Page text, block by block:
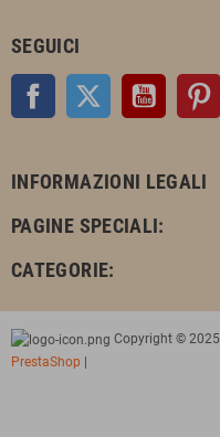
SEGUICI
Facebook Twitter YouTube
INFORMAZIONI LEGALI
PAGINE SPECIALI:
CATEGORIE:
Copyright © 2025
PrestaShop |